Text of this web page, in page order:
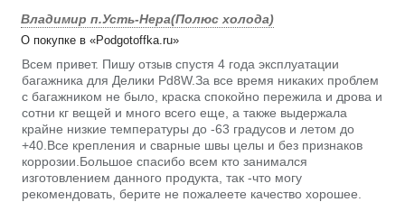
Владимир п.Усть-Нера(Полюс холода)
О покупке в «Podgotoffka.ru»
Всем привет. Пишу отзыв спустя 4 года эксплуатации
багажника для Делики Pd8W.За все время никаких проблем
с багажником не было, краска спокойно пережила и дрова и
сотни кг вещей и много всего еще, а также выдержала
крайне низкие температуры до -63 градусов и летом до
+40.Все крепления и сварные швы целы и без признаков
коррозии.Большое спасибо всем кто занимался
изготовлением данного продукта, так -что могу
рекомендовать, берите не пожалеете качество хорошее.